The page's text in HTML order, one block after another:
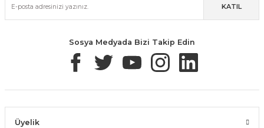
Güvenli Paketleme Taksit / Havale İle Alışveriş Kolay İade & Değişim
KATIL
Sosya Medyada Bizi Takip Edin
Üyelik